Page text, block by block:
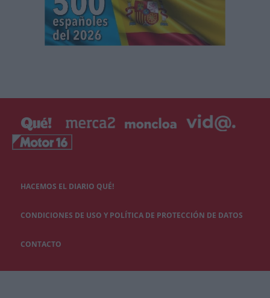
HACEMOS EL DIARIO QUÉ!
CONDICIONES DE USO Y POLÍTICA DE PROTECCIÓN DE DATOS
CONTACTO